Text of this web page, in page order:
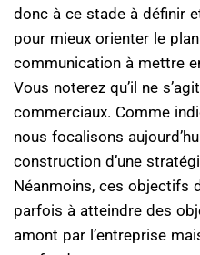
donc à ce stade à définir
pour mieux orienter le
communication à mettre
Vous noterez qu’il ne
commerciaux. Comme
nous focalisons
construction d’une
Néanmoins, ces objectifs
parfois à atteindre des
amont par l’entreprise